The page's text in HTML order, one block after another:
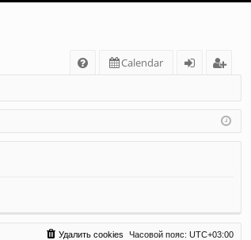
Q
Calendar
д
ис
тр
Часовой пояс: UTC+03:00
Удалить cookies